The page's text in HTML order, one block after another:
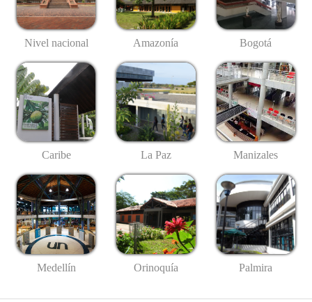
Nivel nacional Amazonía Bogotá
Caribe La Paz Manizales
Medellín Orinoquía Palmira